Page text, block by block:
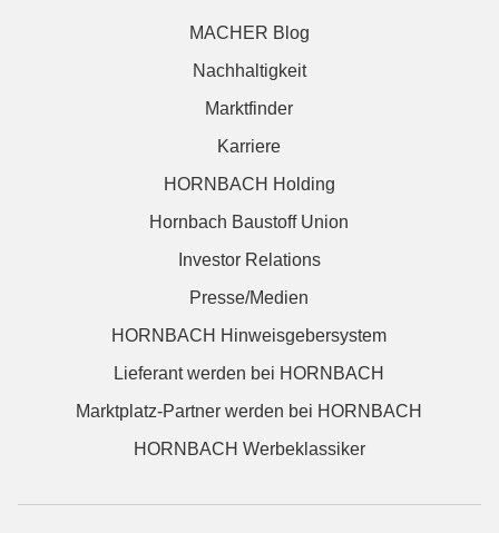
MACHER Blog
Nachhaltigkeit
Marktfinder
Karriere
HORNBACH Holding
Hornbach Baustoff Union
Investor Relations
Presse/Medien
HORNBACH Hinweisgebersystem
Lieferant werden bei HORNBACH
Marktplatz-Partner werden bei HORNBACH
HORNBACH Werbeklassiker